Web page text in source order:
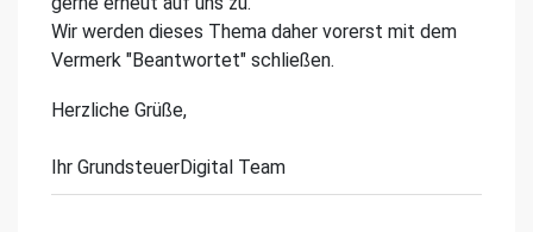
Wir werden dieses Thema daher vorerst mit dem
Vermerk "Beantwortet" schließen.
Herzliche Grüße,
Ihr GrundsteuerDigital Team